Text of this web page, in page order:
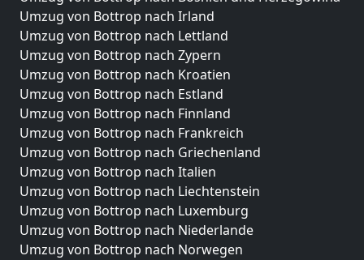
Umzug von Bottrop nach Irland
Umzug von Bottrop nach Lettland
Umzug von Bottrop nach Zypern
Umzug von Bottrop nach Kroatien
Umzug von Bottrop nach Estland
Umzug von Bottrop nach Finnland
Umzug von Bottrop nach Frankreich
Umzug von Bottrop nach Griechenland
Umzug von Bottrop nach Italien
Umzug von Bottrop nach Liechtenstein
Umzug von Bottrop nach Luxemburg
Umzug von Bottrop nach Niederlande
Umzug von Bottrop nach Norwegen